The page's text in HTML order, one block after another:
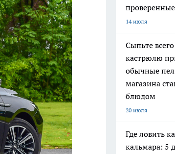
14 июля
Сыпьте
кастрюлю
обычные
магазина
блюдом
20 июля
Где ловить
кальмара: 5